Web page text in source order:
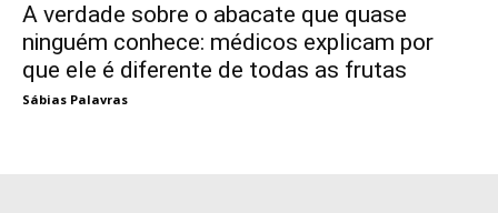
A verdade sobre o abacate que quase
ninguém conhece: médicos explicam por
que ele é diferente de todas as frutas
Sábias Palavras